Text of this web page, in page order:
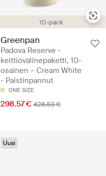
10-pack
Greenpan
Padova Reserve -
keittiövälinepaketti, 10-
osainen – Cream White
- Paistinpannut
ONE SIZE
298.57 € 426.53 €
Uusi